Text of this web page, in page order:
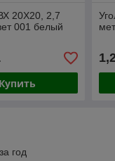
20Х20, 2,7
001 белый
Купить
год